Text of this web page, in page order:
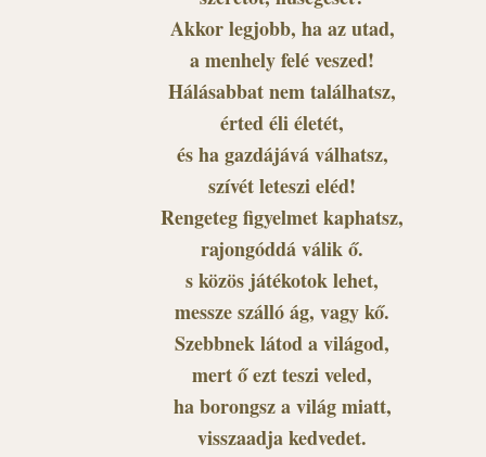
Akkor legjobb, ha az utad,
a menhely felé veszed!
Hálásabbat nem találhatsz,
érted éli életét,
és ha gazdájává válhatsz,
szívét leteszi eléd!
Rengeteg figyelmet kaphatsz,
rajongóddá válik ő.
s közös játékotok lehet,
messze szálló ág, vagy kő.
Szebbnek látod a világod,
mert ő ezt teszi veled,
ha borongsz a világ miatt,
visszaadja kedvedet.